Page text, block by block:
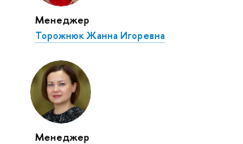
Менеджер
Торожнюк Жанна Игоревна
Менеджер